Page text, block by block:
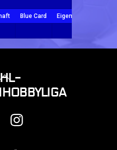
Blue Card Eigentor
BACK
TO
FACEBOOK